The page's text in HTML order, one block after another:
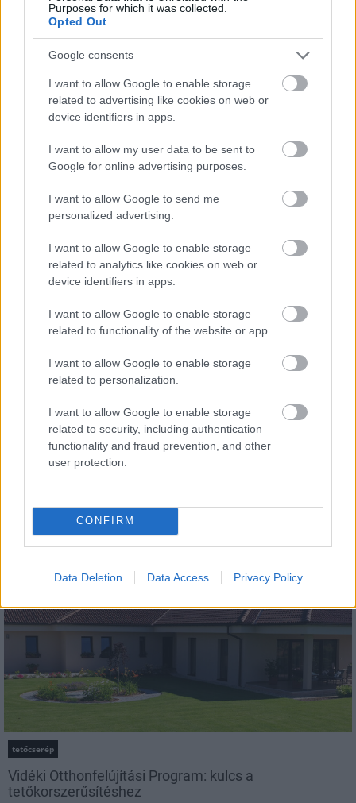
Purposes for which it was collected.
Opted Out
Google consents
I want to allow Google to enable storage
related to advertising like cookies on web or
device identifiers in apps.
I want to allow my user data to be sent to
Google for online advertising purposes.
I want to allow Google to send me
personalized advertising.
I want to allow Google to enable storage
related to analytics like cookies on web or
device identifiers in apps.
I want to allow Google to enable storage
related to functionality of the website or app.
I want to allow Google to enable storage
related to personalization.
I want to allow Google to enable storage
related to security, including authentication
functionality and fraud prevention, and other
user protection.
CONFIRM
Data Deletion Data Access Privacy Policy
tetőcserép
Tetőépítés -és felújítás? Legyen tudatos a
költségtervezésben!
tetőcserép
tetőcserép
Vidéki Otthonfelújítási Program: kulcs a
tetőkorszerűsítéshez